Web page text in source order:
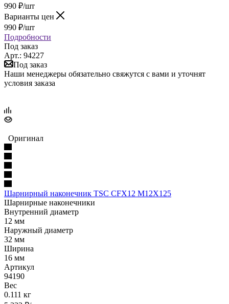
990 ₽/шт
Варианты цен
990 ₽/шт
Подробности
Под заказ
Арт.: 94227
Под заказ
Наши менеджеры обязательно свяжутся с вами и уточнят
условия заказа
Оригинал
Шарнирный наконечник TSC CFX12 M12X125
Шарнирные наконечники
Внутренний диаметр
12 мм
Наружный диаметр
32 мм
Ширина
16 мм
Артикул
94190
Вес
0.111 кг